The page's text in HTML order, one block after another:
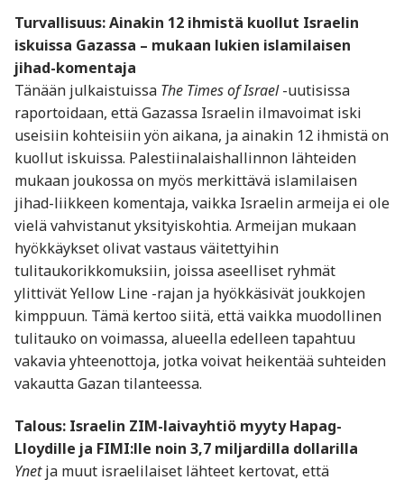
Turvallisuus: Ainakin 12 ihmistä kuollut Israelin
iskuissa Gazassa – mukaan lukien islamilaisen
jihad-komentaja
Tänään julkaistuissa The Times of Israel-uutisissa
raportoidaan, että Gazassa Israelin ilmavoimat iski
useisiin kohteisiin yön aikana, ja ainakin 12 ihmistä on
kuollut iskuissa. Palestiinalaishallinnon lähteiden
mukaan joukossa on myös merkittävä islamilaisen
jihad-liikkeen komentaja, vaikka Israelin armeija ei ole
vielä vahvistanut yksityiskohtia. Armeijan mukaan
hyökkäykset olivat vastaus väitettyihin
tulitaukorikkomuksiin, joissa aseelliset ryhmät
ylittivät Yellow Line -rajan ja hyökkäsivät joukkojen
kimppuun. Tämä kertoo siitä, että vaikka muodollinen
tulitauko on voimassa, alueella edelleen tapahtuu
vakavia yhteenottoja, jotka voivat heikentää suhteiden
vakautta Gazan tilanteessa.
Talous: Israelin ZIM-laivayhtiö myyty Hapag-
Lloydille ja FIMI:lle noin 3,7 miljardilla dollarilla
Ynetja muut israelilaiset lähteet kertovat, että